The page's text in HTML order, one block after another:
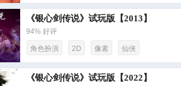
《银心剑传说》试玩版【2013】
94% 好评
角色扮演 2D 像素 仙侠
《银心剑传说》试玩版【2022】